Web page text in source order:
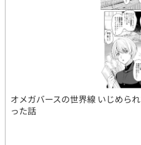
オメガバースの世界線 いじめら
った話